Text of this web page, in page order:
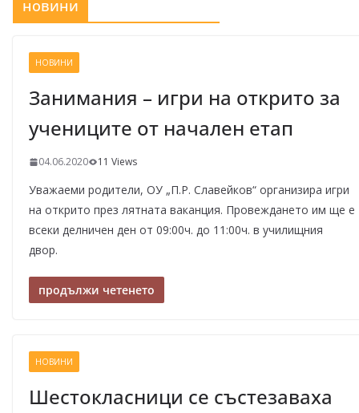
–
новини
НОВИНИ
Занимания – игри на открито за
учениците от начален етап
04.06.2020 11 Views
Уважаеми родители, ОУ „П.Р. Славейков“ организира игри
на открито през лятната ваканция. Провеждането им ще е
всеки делничен ден от 09:00ч. до 11:00ч. в училищния
двор.
продължи четенето
НОВИНИ
Шестокласници се състезаваха